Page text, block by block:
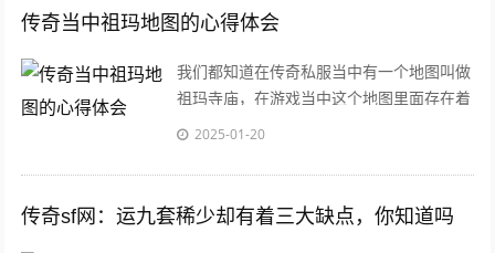
传奇当中祖玛地图的心得体会
我们都知道在传奇私服当中有一个地图叫做
祖玛寺庙，在游戏当中这个地图里面存在着
很多的怪物，其中最为具有代表性的怪物也
2025-01-20
传奇sf网：运九套稀少却有着三大缺点，你知道吗